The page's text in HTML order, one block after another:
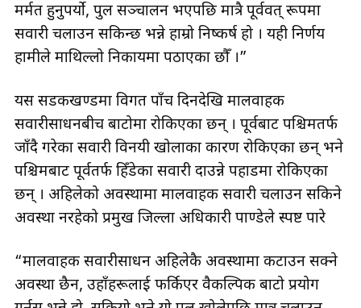
मर्मत हुनुपर्यो, पुल सञ्चालन भएपछि मात्रै पूर्ववत् रूपमा
सवारी चलाउन सकिन्छ भन्ने हाम्रो निष्कर्ष हो । यही निर्णय
हामीले माथिल्लो निकायमा पठाएका छौँ ।”
यस सडकखण्डमा विगत पाँच दिनदेखि मालवाहक
सवारीसाधनबीच बाटोमा रोकिएका छन् । पूर्वबाट पश्चिमतर्फ
जाँदै गरेका सवारी विनयी खोलाका कारण रोकिएका छन् भने
पश्चिमबाट पूर्वतर्फ हिँडेका सवारी दाउन्ने पहाडमा रोकिएका
छन् । अहिलेको अवस्थामा मालवाहक सवारी चलाउन सकिने
अवस्था नरहेको प्रमुख जिल्ला अधिकारी पाण्डेले स्पष्ट पारे
“मालवाहक सवारीसाधन अहिलेकै अवस्थामा कटाउन सक्ने
अवस्था छैन, उहाँहरूलाई फर्किएर वैकल्पिक बाटो प्रयोग